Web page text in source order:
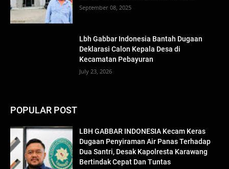
September 08, 2025
Lbh Gabbar Indonesia Bantah Dugaan
Deklarasi Calon Kepala Desa di
Kecamatan Pebayuran
July 23, 2026
POPULAR POST
LBH GABBAR INDONESIA Kecam Keras
Dugaan Penyiraman Air Panas Terhadap
Dua Santri, Desak Kapolresta Karawang
Bertindak Cepat Dan Tuntas